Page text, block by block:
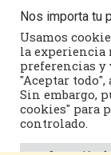
Seguimiento
Contacto
Términos y
Nos importa tu
Usamos
la experiencia
preferencias y
"Aceptar todo",
Sin embargo,
cookies" para
controlado.